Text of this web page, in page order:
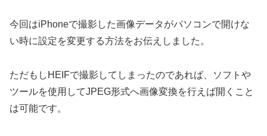
今回はiPhoneで撮影した画像データがパソコンで開けな
い時に設定を変更する方法をお伝えしました。
ただもしHEIFで撮影してしまったのであれば、ソフトや
ツールを使用してJPEG形式へ画像変換を行えば開くこと
は可能です。